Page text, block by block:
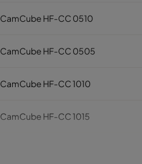
CamCube HF-CC 0510
CamCube HF-CC 0505
CamCube HF-CC 1010
CamCube HF-CC 1015